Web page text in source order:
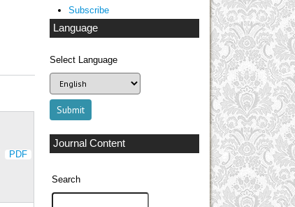
Subscribe
Language
Select Language
Journal Content
Search
PDF